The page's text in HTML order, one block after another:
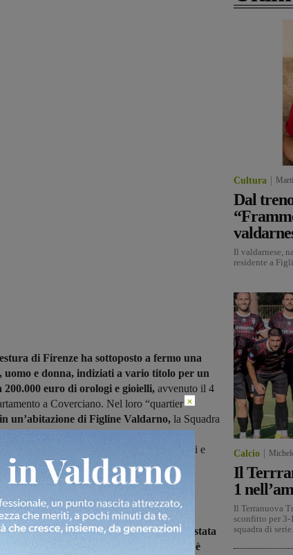
di Firenze ha sottoposto a fermo una
uomo e donna, indiziati a vario titolo per un
euro di orologi e gioielli, avvenuto il 4
a Coverciano. Nel loro “quartier
un’abitazione di Figline Valdarno, la Squadra
gran parte della refurtiva, oltre al bottino di
messi recentemente a segno tra Novoli e
stato convalidato dal Gip del Tribunale di
Procura della Repubblica.
dalla Squadra Mobile di Firenze
29 anni e la connazionale di 31, sarebbe stata
videosorveglianza del condominio dove è
Cultura
Dal
Il valdarnese,
residente a
Calcio
Il
1
Il Terranuova
sconfitto per 3-
squadra di
×